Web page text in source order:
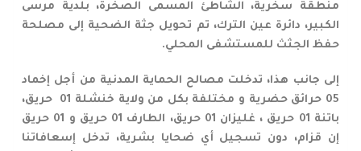
منطقة سخرية، الشاطئ المسمى الصخرة، بلدية مرسى
الكبير، دائرة عين الترك، تم تحويل جثة الضحية إلى مصلحة
حفظ الجثث للمستشفى المحلي.
إلى جانب هذا، تدخلت مصالح الحماية المدنية من أجل إخماد
05 حرائق حضرية و مختلفة بكل من ولاية خنشلة 01 حريق،
باتنة 01 حريق ، غليزان 01 حريق، الطارف 01 حريق و 01 حريق
إن قزام، دون تسجيل أي ضحايا بشرية، تدخل إسعافاتنا